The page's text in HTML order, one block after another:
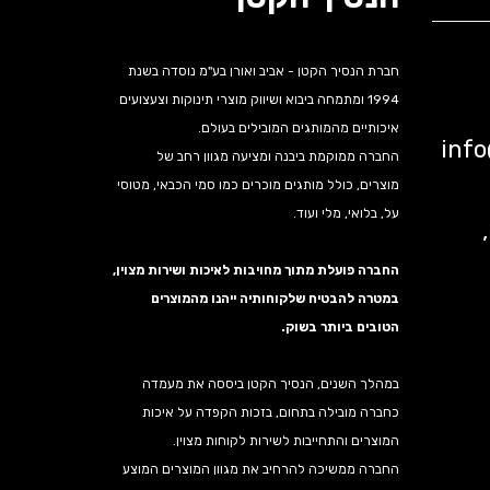
חברת הנסיך הקטן - אביב ואורן בע"מ נוסדה בשנת
1994 ומתמחה ביבוא ושיווק מוצרי תינוקות וצעצועים
איכותיים מהמותגים המובילים בעולם.
החברה ממוקמת ביבנה ומציעה מגוון רחב של
מוצרים, כולל מותגים מוכרים כמו סמי הכבאי, מטוסי
על, בלואי, מלי ועוד.
החברה פועלת מתוך מחויבות לאיכות ושירות מצוין,
במטרה להבטיח שלקוחותיה ייהנו מהמוצרים
הטובים ביותר בשוק.
במהלך השנים, הנסיך הקטן ביססה את מעמדה
כחברה מובילה בתחום, בזכות הקפדה על איכות
המוצרים והתחייבות לשירות לקוחות מצוין.
החברה ממשיכה להרחיב את מגוון המוצרים המוצע